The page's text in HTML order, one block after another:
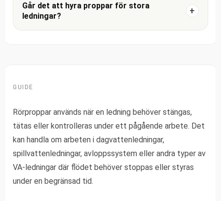
Går det att hyra proppar för stora
ledningar?
GUIDE
Rörproppar används när en ledning behöver stängas,
tätas eller kontrolleras under ett pågående arbete. Det
kan handla om arbeten i dagvattenledningar,
spillvattenledningar, avloppssystem eller andra typer av
VA-ledningar där flödet behöver stoppas eller styras
under en begränsad tid.